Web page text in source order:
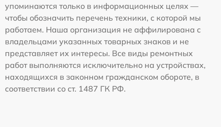
упоминаются только в информационных целях —
чтобы обозначить перечень техники, с которой мы
работаем. Наша организация не аффилирована с
владельцами указанных товарных знаков и не
представляет их интересы. Все виды ремонтных
работ выполняются исключительно на устройствах,
находящихся в законном гражданском обороте, в
соответствии со ст. 1487 ГК РФ.